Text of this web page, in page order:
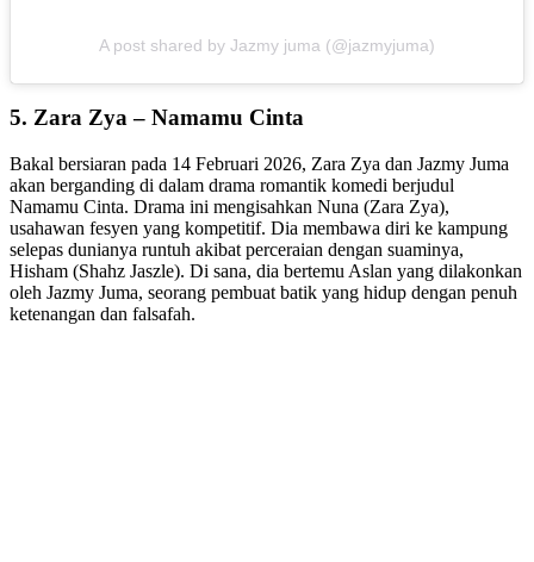
A post shared by Jazmy juma (@jazmyjuma)
5. Zara Zya – Namamu Cinta
Bakal bersiaran pada 14 Februari 2026, Zara Zya dan Jazmy Juma
akan berganding di dalam drama romantik komedi berjudul
Namamu Cinta. Drama ini mengisahkan Nuna (Zara Zya),
usahawan fesyen yang kompetitif. Dia membawa diri ke kampung
selepas dunianya runtuh akibat perceraian dengan suaminya,
Hisham (Shahz Jaszle). Di sana, dia bertemu Aslan yang dilakonkan
oleh Jazmy Juma, seorang pembuat batik yang hidup dengan penuh
ketenangan dan falsafah.